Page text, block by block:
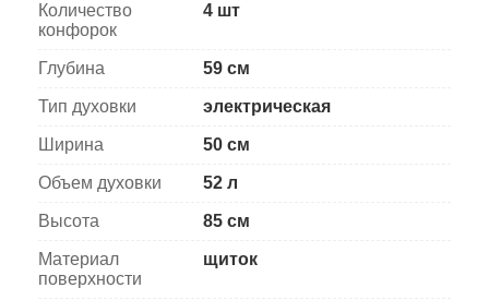
Количество
конфорок
4 шт
Глубина 59 см
Тип духовки электрическая
Ширина 50 см
Объем духовки 52 л
Высота 85 см
Материал
поверхности
щиток